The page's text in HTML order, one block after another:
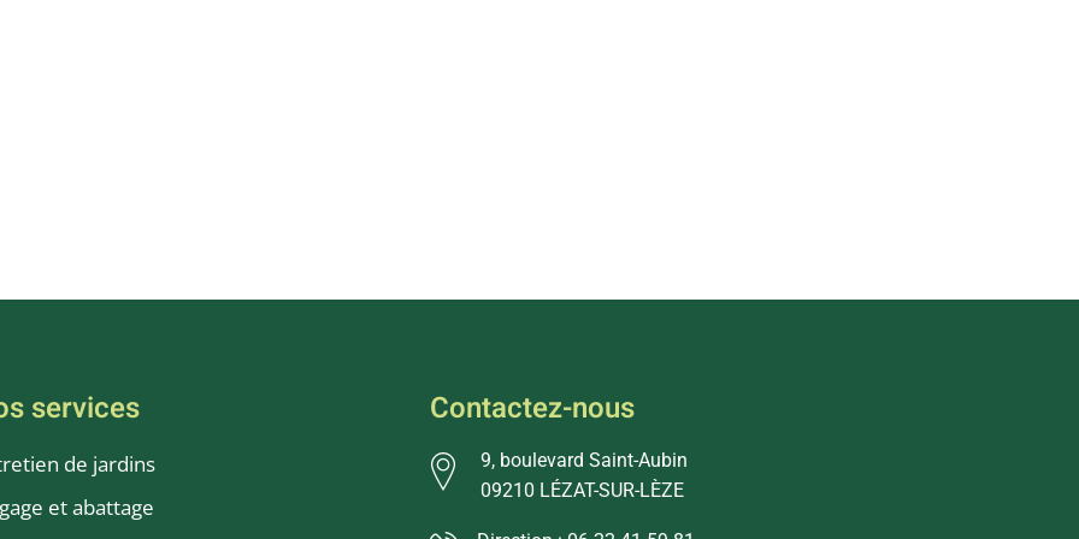
services
de jardins
et abattage
Contactez-nous
9, boulevard Saint-Aubin
09210 LÉZAT-SUR-LÈZE